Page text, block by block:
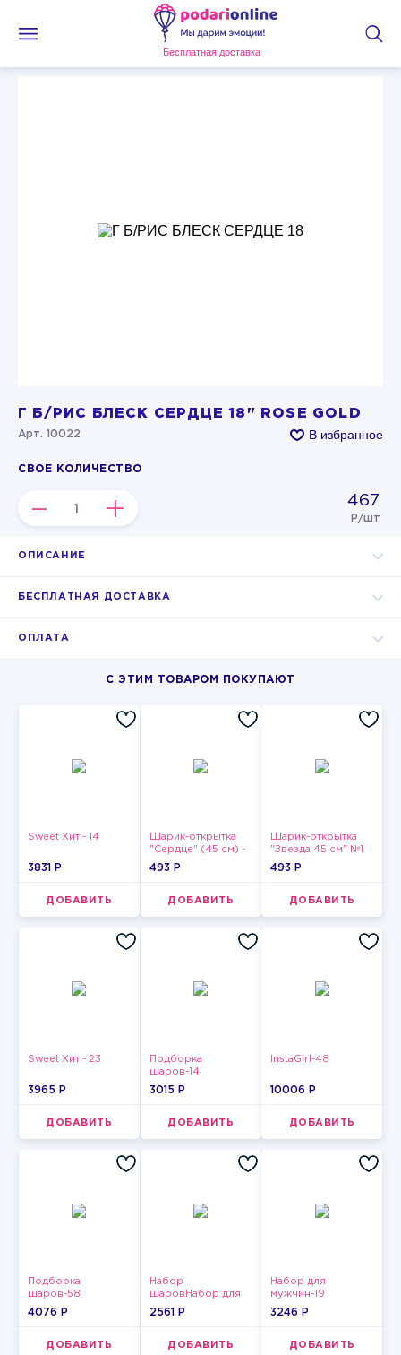
Бесплатная доставка
Г Б/РИС БЛЕСК СЕРДЦЕ 18" ROSE GOLD
Арт. 10022 В избранное
СВОЕ КОЛИЧЕСТВО
– + 467
Р/шт
ОПИСАНИЕ
БЕСПЛАТНАЯ ДОСТАВКА
ОПЛАТА
С ЭТИМ ТОВАРОМ ПОКУПАЮТ
Sweet Хит - 14
3831 P
ДОБАВИТЬ
Шарик-открытка
"Сердце" (45 см) -
2
493 P
ДОБАВИТЬ
Шарик-открытка
"Звезда 45 см" №1
493 P
ДОБАВИТЬ
Sweet Хит - 23
3965 P
ДОБАВИТЬ
Подборка
шаров-14
3015 P
ДОБАВИТЬ
InstaGirl-48
10006 P
ДОБАВИТЬ
Подборка
шаров-58
4076 P
ДОБАВИТЬ
Набор
шаровНабор для
мужчин-12
2561 P
ДОБАВИТЬ
Набор для
мужчин-19
3246 P
ДОБАВИТЬ